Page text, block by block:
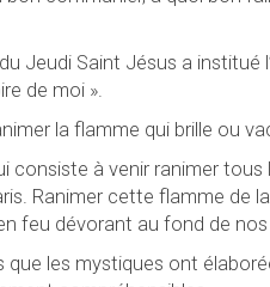
Jeudi Saint Jésus a institué
de moi ».
la flamme qui brille ou
consiste à venir ranimer tous
Ranimer cette flamme de
feu dévorant au fond de
que les mystiques ont